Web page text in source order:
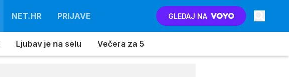
NET.HR PRIJAVE GLEDAJ NA
Ljubav je na selu Večera za 5